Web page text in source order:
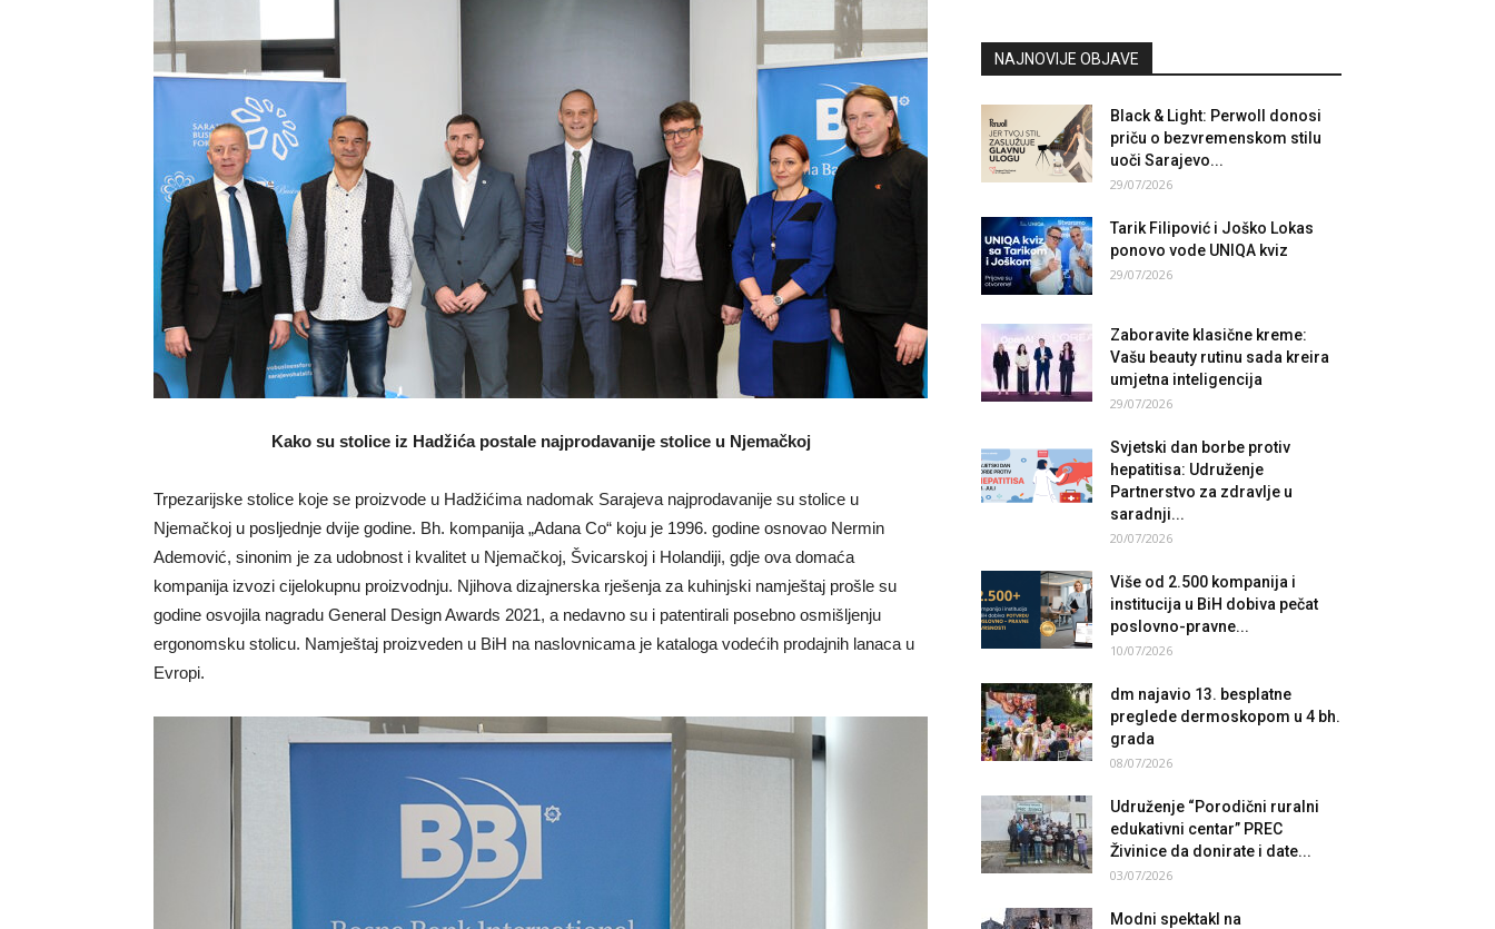
Kako su stolice iz Hadžića postale najprodavanije stolice u Njemačkoj
Trpezarijske stolice koje se proizvode u Hadžićima nadomak Sarajeva najprodavanije su stolice u
Njemačkoj u posljednje dvije godine. Bh. kompanija „Adana Co“ koju je 1996. godine osnovao Nermin
Ademović, sinonim je za udobnost i kvalitet u Njemačkoj, Švicarskoj i Holandiji, gdje ova domaća
kompanija izvozi cijelokupnu proizvodnju. Njihova dizajnerska rješenja za kuhinjski namještaj prošle su
godine osvojila nagradu General Design Awards 2021, a nedavno su i patentirali posebno osmišljenju
ergonomsku stolicu. Namještaj proizveden u BiH na naslovnicama je kataloga vodećih prodajnih lanaca u
Evropi.
NAJNOVIJE OBJAVE
Black & Light: Perwoll donosi
priču o bezvremenskom stilu
uoči Sarajevo...
29/07/2026
Tarik Filipović i Joško Lokas
ponovo vode UNIQA kviz
29/07/2026
Zaboravite klasične kreme:
Vašu beauty rutinu sada kreira
umjetna inteligencija
29/07/2026
Svjetski dan borbe protiv
hepatitisa: Udruženje
Partnerstvo za zdravlje u
saradnji...
20/07/2026
Više od 2.500 kompanija i
institucija u BiH dobiva pečat
poslovno-pravne...
10/07/2026
dm najavio 13. besplatne
preglede dermoskopom u 4 bh.
grada
08/07/2026
Udruženje “Porodični ruralni
edukativni centar” PREC
Živinice da donirate i date...
03/07/2026
Modni spektakl na